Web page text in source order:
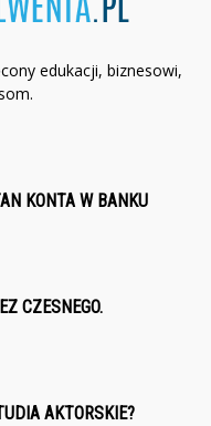
edukacji, biznesowi,
KONTA W BANKU
CZESNEGO.
AKTORSKIE?